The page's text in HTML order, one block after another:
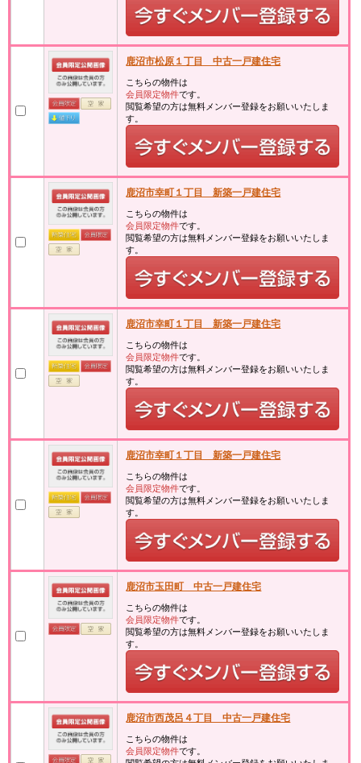
鹿沼市松原１丁目 中古一戸建住宅
こちらの物件は
会員限定物件です。
閲覧希望の方は無料メンバー登録をお願いいたしま
す。
鹿沼市幸町１丁目 新築一戸建住宅
こちらの物件は
会員限定物件です。
閲覧希望の方は無料メンバー登録をお願いいたしま
す。
鹿沼市幸町１丁目 新築一戸建住宅
こちらの物件は
会員限定物件です。
閲覧希望の方は無料メンバー登録をお願いいたしま
す。
鹿沼市幸町１丁目 新築一戸建住宅
こちらの物件は
会員限定物件です。
閲覧希望の方は無料メンバー登録をお願いいたしま
す。
鹿沼市玉田町 中古一戸建住宅
こちらの物件は
会員限定物件です。
閲覧希望の方は無料メンバー登録をお願いいたしま
す。
鹿沼市西茂呂４丁目 中古一戸建住宅
こちらの物件は
会員限定物件です。